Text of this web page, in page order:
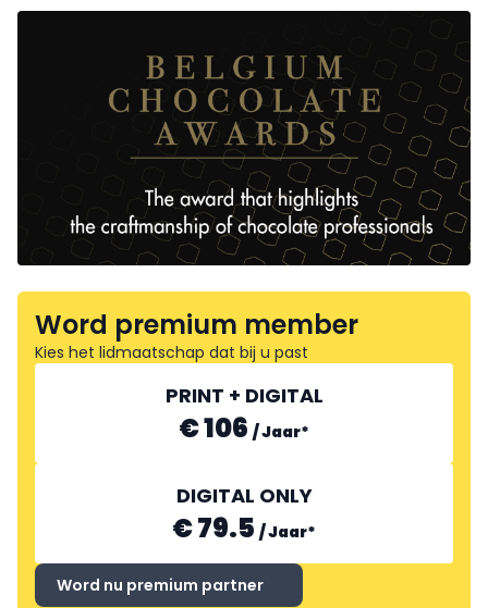
Word premium member
Kies het lidmaatschap dat bij u past
PRINT + DIGITAL
€ 106 /Jaar*
DIGITAL ONLY
€ 79.5 /Jaar*
Word nu premium partner